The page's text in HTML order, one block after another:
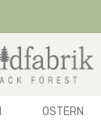
OSTERN